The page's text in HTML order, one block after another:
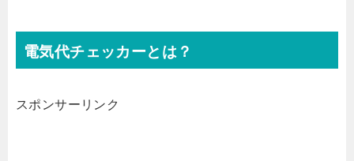
電気代チェッカーとは？
スポンサーリンク